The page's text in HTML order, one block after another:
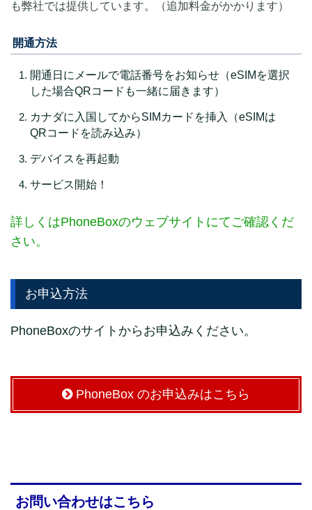
も弊社では提供しています。（追加料金がかかります）
開通方法
開通日にメールで電話番号をお知らせ（eSIMを選択
した場合QRコードも一緒に届きます）
カナダに入国してからSIMカードを挿入（eSIMは
QRコードを読み込み）
デバイスを再起動
サービス開始！
詳しくはPhoneBoxのウェブサイトにてご確認くだ
さい。
お申込方法
PhoneBoxのサイトからお申込みください。
PhoneBox のお申込みはこちら
お問い合わせはこちら